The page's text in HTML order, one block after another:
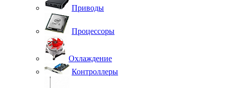
Приводы
Процессоры
Охлаждение
Контроллеры